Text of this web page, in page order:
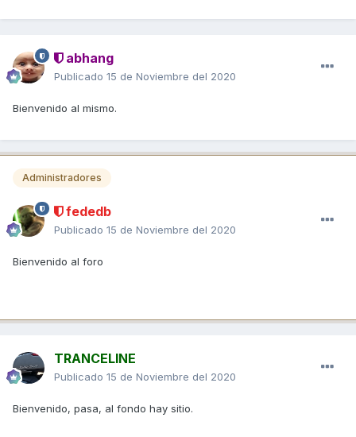
abhang
Publicado 15 de Noviembre del 2020
Bienvenido al mismo.
Administradores
fededb
Publicado 15 de Noviembre del 2020
Bienvenido al foro
TRANCELINE
Publicado 15 de Noviembre del 2020
Bienvenido, pasa, al fondo hay sitio.